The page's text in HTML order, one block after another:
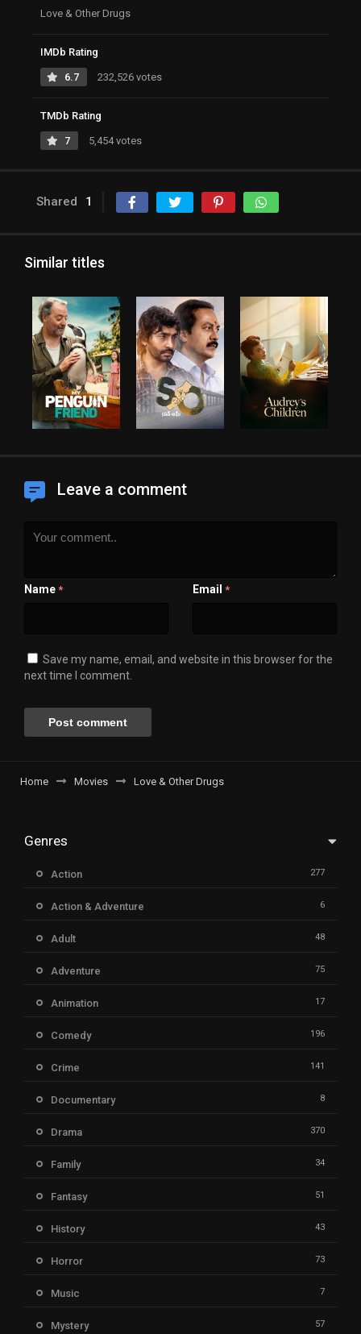
Love & Other Drugs
IMDb Rating
6.7 232,526 votes
TMDb Rating
7 5,454 votes
Shared 1
Similar titles
Leave a comment
Name * Email *
Save my name, email, and website in this browser for the
next time I comment.
Home Movies Love & Other Drugs
Genres
Action 277
Action & Adventure 6
Adult 48
Adventure 75
Animation 17
Comedy 196
Crime 141
Documentary 8
Drama 370
Family 34
Fantasy 51
History 43
Horror 73
Music 7
Mystery 57